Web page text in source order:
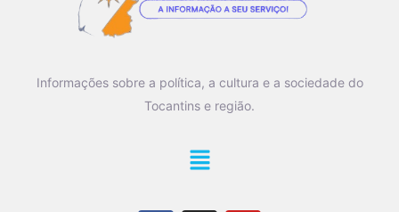
Informações sobre a política, a cultura e a sociedade do
Tocantins e região.
Main